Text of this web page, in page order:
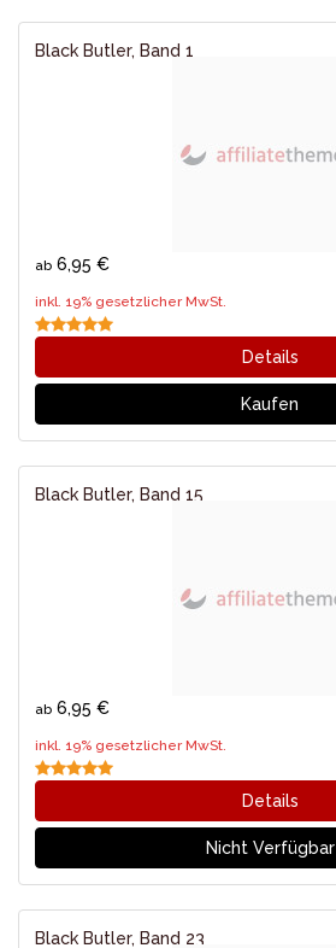
Black Butler, Band 1
ab 6,95 €
inkl. 19% gesetzlicher MwSt.
Details
Kaufen
Black Butler, Band 15
ab 6,95 €
inkl. 19% gesetzlicher MwSt.
Details
Nicht Verfügbar
Black Butler, Band 23